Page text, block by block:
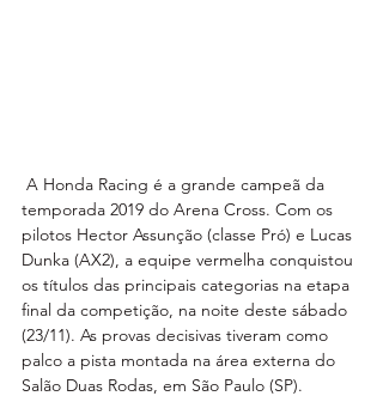
temporada 2019 do Arena Cross. Com os
pilotos Hector Assunção (classe Pró) e Lucas
Dunka (AX2), a equipe vermelha conquistou
os títulos das principais categorias na etapa
final da competição, na noite deste sábado
(23/11). As provas decisivas tiveram como
palco a pista montada na área externa do
Salão Duas Rodas, em São Paulo (SP).